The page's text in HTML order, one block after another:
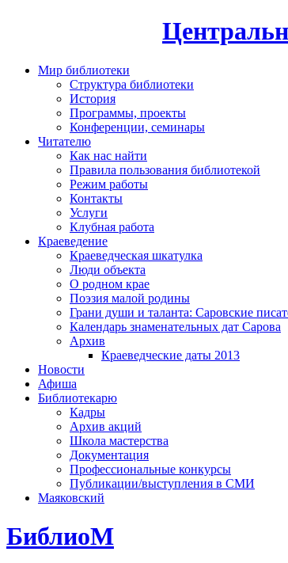
Мир библиотеки
Структура библиотеки
История
Программы, проекты
Конференции, семинары
Читателю
Как нас найти
Правила пользования библиотекой
Режим работы
Контакты
Услуги
Клубная работа
Краеведение
Краеведческая шкатулка
Люди объекта
О родном крае
Поэзия малой родины
Грани души и таланта: Саровские
Календарь знаменательных дат Сарова
Архив
Краеведческие даты 2013
Новости
Афиша
Библиотекарю
Кадры
Архив акций
Школа мастерства
Документация
Профессиональные конкурсы
Публикации/выступления в СМИ
Маяковский
БиблиоМ